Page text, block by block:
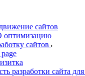
сайтов
оптимизацию
сайтов
разработки сайта